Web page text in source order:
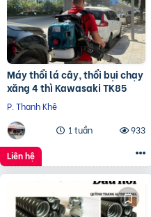
Máy thổi lá cây, thổi bụi chạy
xăng 4 thì Kawasaki TK85
P. Thanh Khê
1 tuần
933
Liên hệ